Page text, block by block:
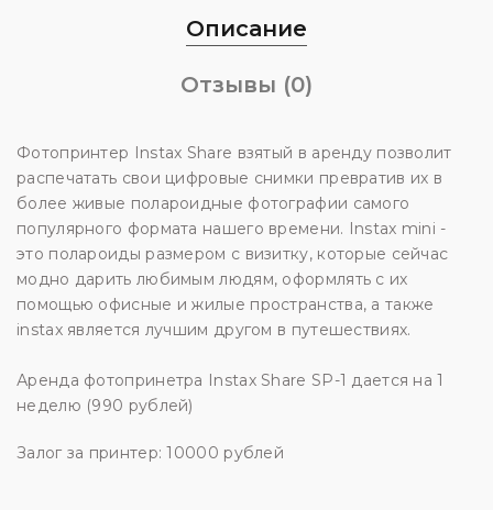
Описание
Отзывы (0)
Фотопринтер Instax Share взятый в аренду позволит
распечатать свои цифровые снимки превратив их в
более живые полароидные фотографии самого
популярного формата нашего времени. Instax mini -
это полароиды размером с визитку, которые сейчас
модно дарить любимым людям, оформлять с их
помощью офисные и жилые пространства, а также
instax является лучшим другом в путешествиях.
Аренда фотопринетра Instax Share SP-1 дается на 1
неделю (990 рублей)
Залог за принтер: 10000 рублей